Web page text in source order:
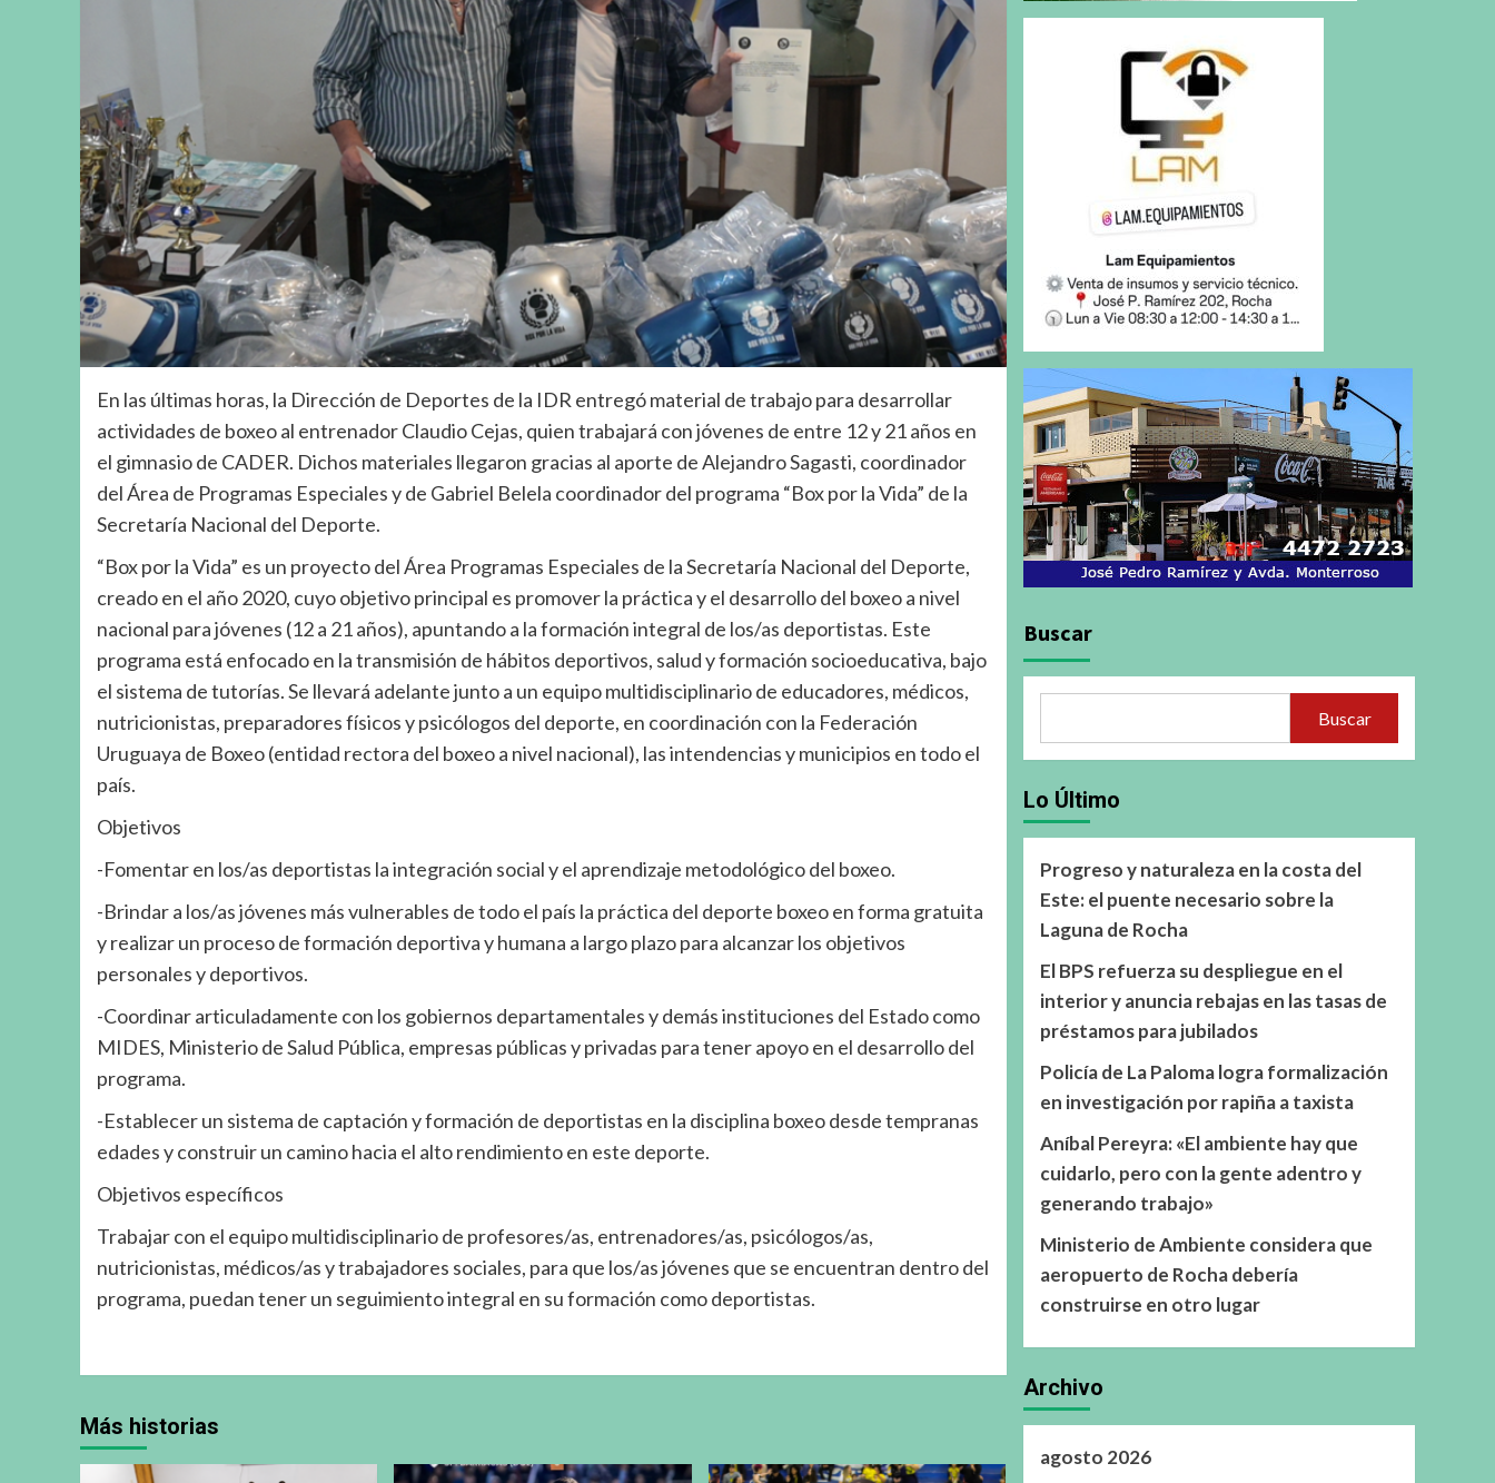
En las últimas horas, la Dirección de Deportes de la IDR entregó material de trabajo para desarrollar
actividades de boxeo al entrenador Claudio Cejas, quien trabajará con jóvenes de entre 12 y 21 años en
el gimnasio de CADER. Dichos materiales llegaron gracias al aporte de Alejandro Sagasti, coordinador
del Área de Programas Especiales y de Gabriel Belela coordinador del programa “Box por la Vida” de la
Secretaría Nacional del Deporte.
“Box por la Vida” es un proyecto del Área Programas Especiales de la Secretaría Nacional del Deporte,
creado en el año 2020, cuyo objetivo principal es promover la práctica y el desarrollo del boxeo a nivel
nacional para jóvenes (12 a 21 años), apuntando a la formación integral de los/as deportistas. Este
programa está enfocado en la transmisión de hábitos deportivos, salud y formación socioeducativa, bajo
el sistema de tutorías. Se llevará adelante junto a un equipo multidisciplinario de educadores, médicos,
nutricionistas, preparadores físicos y psicólogos del deporte, en coordinación con la Federación
Uruguaya de Boxeo (entidad rectora del boxeo a nivel nacional), las intendencias y municipios en todo el
país.
Objetivos
-Fomentar en los/as deportistas la integración social y el aprendizaje metodológico del boxeo.
-Brindar a los/as jóvenes más vulnerables de todo el país la práctica del deporte boxeo en forma gratuita
y realizar un proceso de formación deportiva y humana a largo plazo para alcanzar los objetivos
personales y deportivos.
-Coordinar articuladamente con los gobiernos departamentales y demás instituciones del Estado como
MIDES, Ministerio de Salud Pública, empresas públicas y privadas para tener apoyo en el desarrollo del
programa.
-Establecer un sistema de captación y formación de deportistas en la disciplina boxeo desde tempranas
edades y construir un camino hacia el alto rendimiento en este deporte.
Objetivos específicos
Trabajar con el equipo multidisciplinario de profesores/as, entrenadores/as, psicólogos/as,
nutricionistas, médicos/as y trabajadores sociales, para que los/as jóvenes que se encuentran dentro del
programa, puedan tener un seguimiento integral en su formación como deportistas.
Más historias
Buscar
Buscar
Lo Último
Progreso y naturaleza en la costa del
Este: el puente necesario sobre la
Laguna de Rocha
El BPS refuerza su despliegue en el
interior y anuncia rebajas en las tasas de
préstamos para jubilados
Policía de La Paloma logra formalización
en investigación por rapiña a taxista
Aníbal Pereyra: «El ambiente hay que
cuidarlo, pero con la gente adentro y
generando trabajo»
Ministerio de Ambiente considera que
aeropuerto de Rocha debería
construirse en otro lugar
Archivo
agosto 2026